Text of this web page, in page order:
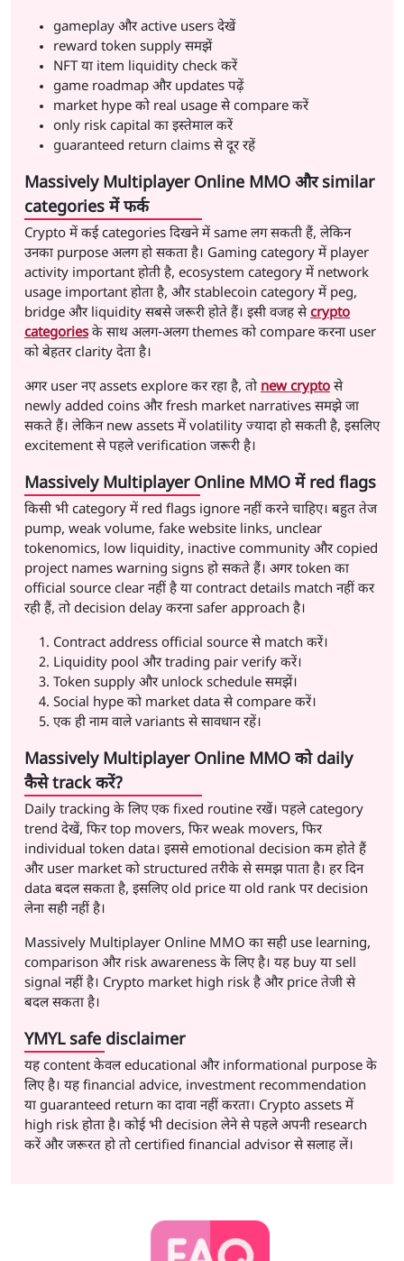
gameplay और active users देखें
reward token supply समझें
NFT या item liquidity check करें
game roadmap और updates पढ़ें
market hype को real usage से compare करें
only risk capital का इस्तेमाल करें
guaranteed return claims से दूर रहें
Massively Multiplayer Online MMO और similar
categories में फर्क
Crypto में कई categories दिखने में same लग सकती हैं, लेकिन
उनका purpose अलग हो सकता है। Gaming category में player
activity important होती है, ecosystem category में network
usage important होता है, और stablecoin category में peg,
bridge और liquidity सबसे जरूरी होते हैं। इसी वजह सेcrypto
categoriesके साथ अलग-अलग themes को compare करना user
को बेहतर clarity देता है।
अगर user नए assets explore कर रहा है, तो new crypto से
newly added coins और fresh market narratives समझे जा
सकते हैं। लेकिन new assets में volatility ज्यादा हो सकती है, इसलिए
excitement से पहले verification जरूरी है।
Massively Multiplayer Online MMO में red flags
किसी भी category में red flags ignore नहीं करने चाहिए। बहुत तेज
pump, weak volume, fake website links, unclear
tokenomics, low liquidity, inactive community और copied
project names warning signs हो सकते हैं। अगर token का
official source clear नहीं है या contract details match नहीं कर
रही हैं, तो decision delay करना safer approach है।
Contract address official source से match करें।
Liquidity pool और trading pair verify करें।
Token supply और unlock schedule समझें।
Social hype को market data से compare करें।
एक ही नाम वाले variants से सावधान रहें।
Massively Multiplayer Online MMO को daily
कैसे track करें?
Daily tracking के लिए एक fixed routine रखें। पहले category
trend देखें, फिर top movers, फिर weak movers, फिर
individual token data। इससे emotional decision कम होते हैं
और user market को structured तरीके से समझ पाता है। हर दिन
data बदल सकता है, इसलिए old price या old rank पर decision
लेना सही नहीं है।
Massively Multiplayer Online MMO का सही use learning,
comparison और risk awareness के लिए है। यह buy या sell
signal नहीं है। Crypto market high risk है और price तेजी से
बदल सकता है।
YMYL safe disclaimer
यह content केवल educational और informational purpose के
लिए है। यह financial advice, investment recommendation
या guaranteed return का दावा नहीं करता। Crypto assets में
high risk होता है। कोई भी decision लेने से पहले अपनी research
करें और जरूरत हो तो certified financial advisor से सलाह लें।